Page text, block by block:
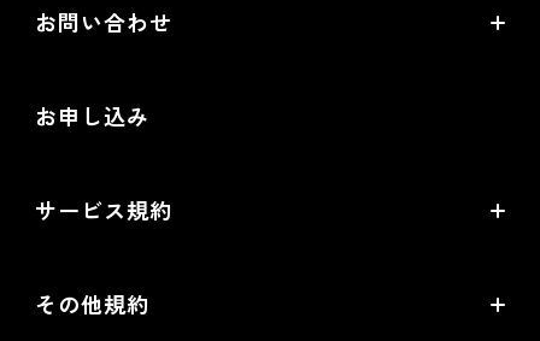
EC制作パートナー一覧
お問い合わせ
導入検討Webミーティング
お申し込み
サービス規約
futureshop omni-channelサービス規約
その他規約